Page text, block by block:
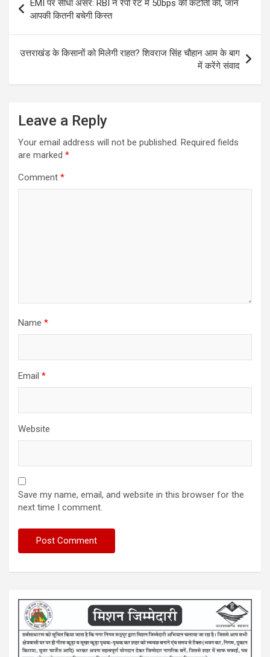
s
a
EMI पर सीधा असर: RBI ने रेपो रेट में 50bps की कटौती की, जानें
आपकी कितनी बचेगी किस्त
उत्तराखंड के किसानों को मिलेगी राहत? शिवराज सिंह चौहान आम के बाग
में करेंगे संवाद
Leave a Reply
Your email address will not be published. Required fields
are marked *
Comment *
Name *
Email *
Website
Save my name, email, and website in this browser for the
next time I comment.